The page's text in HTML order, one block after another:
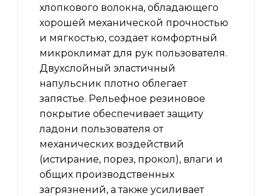
хлопкового волокна, обладающего
хорошей механической прочностью
и мягкостью, создает комфортный
микроклимат для рук пользователя.
Двухслойный эластичный
напульсник плотно облегает
запястье. Рельефное резиновое
покрытие обеспечивает защиту
ладони пользователя от
механических воздействий
(истирание, порез, прокол), влаги и
общих производственных
загрязнений, а также усиливает